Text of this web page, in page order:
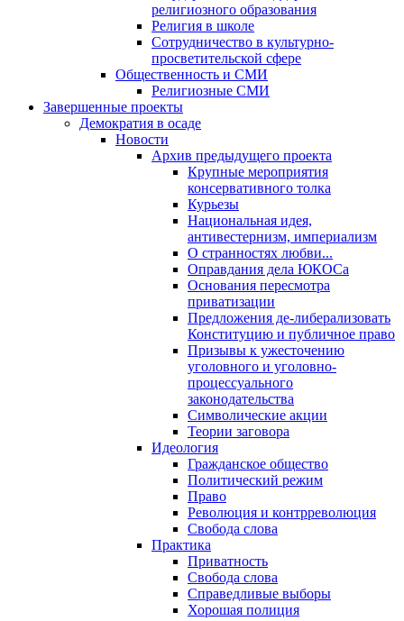
религиозного образования
Религия в школе
Сотрудничество в культурно-
просветительской сфере
Общественность и СМИ
Религиозные СМИ
Завершенные проекты
Демократия в осаде
Новости
Архив предыдущего проекта
Крупные мероприятия
консервативного толка
Курьезы
Национальная идея,
антивестернизм, империализм
О странностях любви...
Оправдания дела ЮКОСа
Основания пересмотра
приватизации
Предложения де-либерализовать
Конституцию и публичное право
Призывы к ужесточению
уголовного и уголовно-
процессуального
законодательства
Символические акции
Теории заговора
Идеология
Гражданское общество
Политический режим
Право
Революция и контрреволюция
Свобода слова
Практика
Приватность
Свобода слова
Справедливые выборы
Хорошая полиция